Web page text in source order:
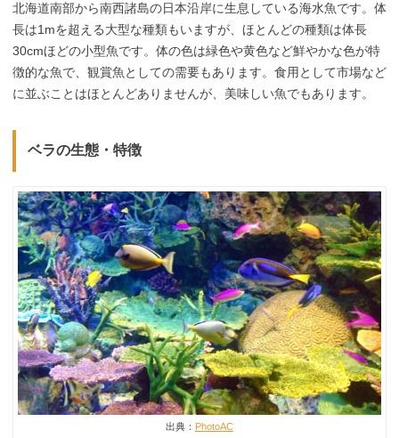
北海道南部から南西諸島の日本沿岸に生息している海水魚です。体
長は1mを超える大型な種類もいますが、ほとんどの種類は体長
30cmほどの小型魚です。体の色は緑色や黄色など鮮やかな色が特
徴的な魚で、観賞魚としての需要もあります。食用として市場など
に並ぶことはほとんどありませんが、美味しい魚でもあります。
ベラの生態・特徴
出典： PhotoAC